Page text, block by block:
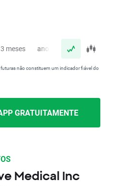
3 meses ano
não constituem um indicador fiável do
GRATUITAMENTE
Medical Inc